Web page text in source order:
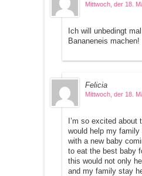
Mittwoch, der 18.
Ich will unbedingt
Bananeneis machen!
Felicia
Mittwoch, der 18.
I’m so excited
would help my
with a new baby
to eat the best baby
this would not only
and my family stay